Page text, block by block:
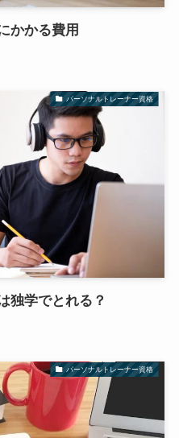
かかる費用
パーソナルトレーナー資格
独学でとれる？
パーソナルトレーナー資格